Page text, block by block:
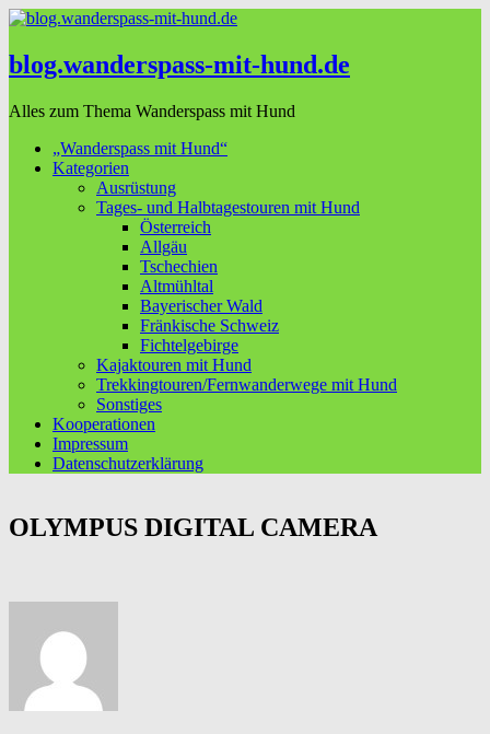
blog.wanderspass-mit-hund.de
Alles zum Thema Wanderspass mit Hund
„Wanderspass mit Hund“
Kategorien
Ausrüstung
Tages- und Halbtagestouren mit Hund
Österreich
Allgäu
Tschechien
Altmühltal
Bayerischer Wald
Fränkische Schweiz
Fichtelgebirge
Kajaktouren mit Hund
Trekkingtouren/Fernwanderwege mit Hund
Sonstiges
Kooperationen
Impressum
Datenschutzerklärung
OLYMPUS DIGITAL CAMERA